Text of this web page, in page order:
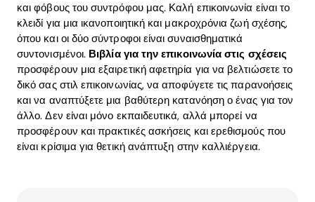
και φόβους του συντρόφου μας. Καλή επικοινωνία είναι το
κλειδί για μια ικανοποιητική και μακροχρόνια ζωή σχέσης,
όπου και οι δύο σύντροφοι είναι συναισθηματικά
συντονισμένοι. Βιβλία για την επικοινωνία στις σχέσεις
προσφέρουν μια εξαιρετική αφετηρία για να βελτιώσετε το
δικό σας στιλ επικοινωνίας, να αποφύγετε τις παρανοήσεις
και να αναπτύξετε μια βαθύτερη κατανόηση ο ένας για τον
άλλο. Δεν είναι μόνο εκπαιδευτικά, αλλά μπορεί να
προσφέρουν και πρακτικές ασκήσεις και ερεθισμούς που
είναι κρίσιμα για θετική ανάπτυξη στην καλλιέργεια.